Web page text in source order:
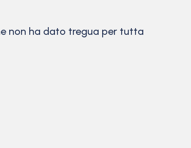
non ha dato tregua per tutta